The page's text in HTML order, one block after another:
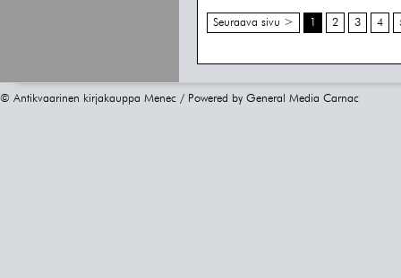
Seuraava sivu > 1 2 3 4
© Antikvaarinen kirjakauppa Menec / Powered by General Media Carnac